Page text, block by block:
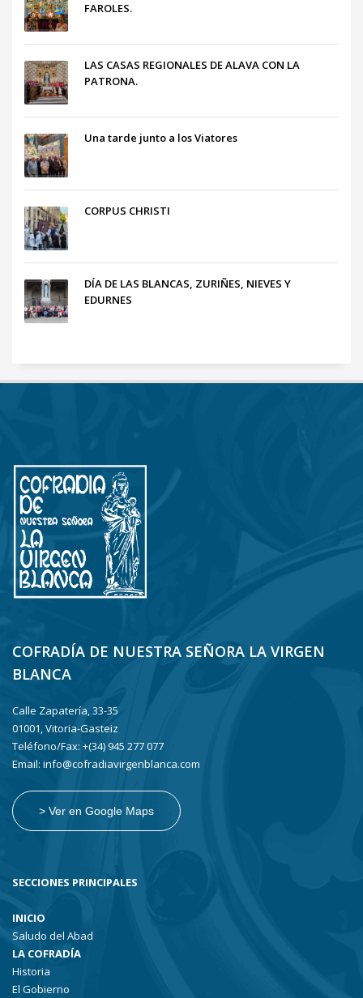
FAROLES.
LAS CASAS REGIONALES DE ALAVA CON LA
PATRONA.
Una tarde junto a los Viatores
CORPUS CHRISTI
DÍA DE LAS BLANCAS, ZURIÑES, NIEVES Y
EDURNES
COFRADÍA DE NUESTRA SEÑORA LA VIRGEN
BLANCA
Calle Zapatería, 33-35
01001, Vitoria-Gasteiz
Teléfono/Fax: +(34) 945 277 077
Email: info@cofradiavirgenblanca.com
> Ver en Google Maps
SECCIONES PRINCIPALES
INICIO
Saludo del Abad
LA COFRADÍA
Historia
El Gobierno